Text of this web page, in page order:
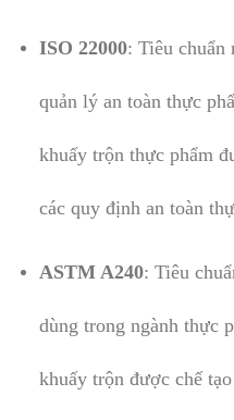
ISO 22000: Tiêu chuẩn
quản lý an toàn thực
khuấy trộn thực phẩm
các quy định an toàn
ASTM A240: Tiêu
dùng trong ngành thực
khuấy trộn được chế